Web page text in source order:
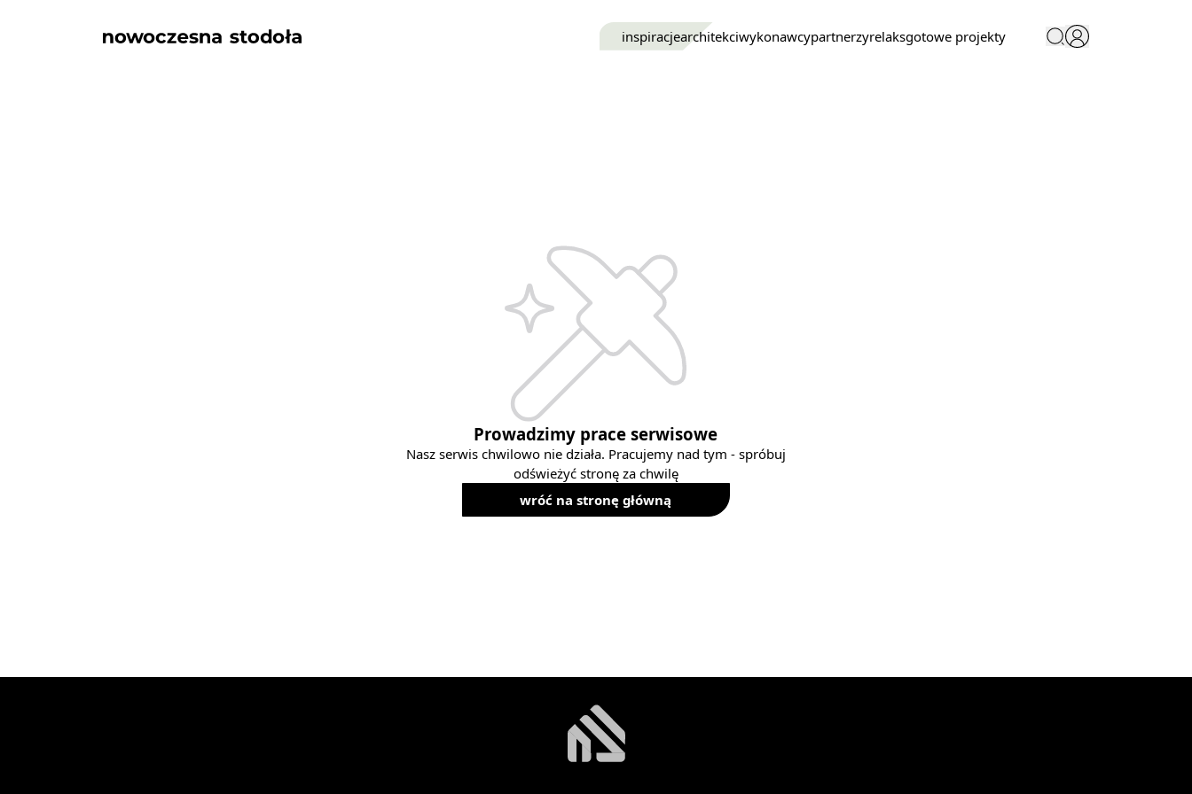
inspiracjearchitekciwykonawcypartnerzyrelaksgotowe projekty
Prowadzimy prace serwisowe
Nasz serwis chwilowo nie działa. Pracujemy nad tym - spróbuj
odświeżyć stronę za chwilę
wróć na stronę główną